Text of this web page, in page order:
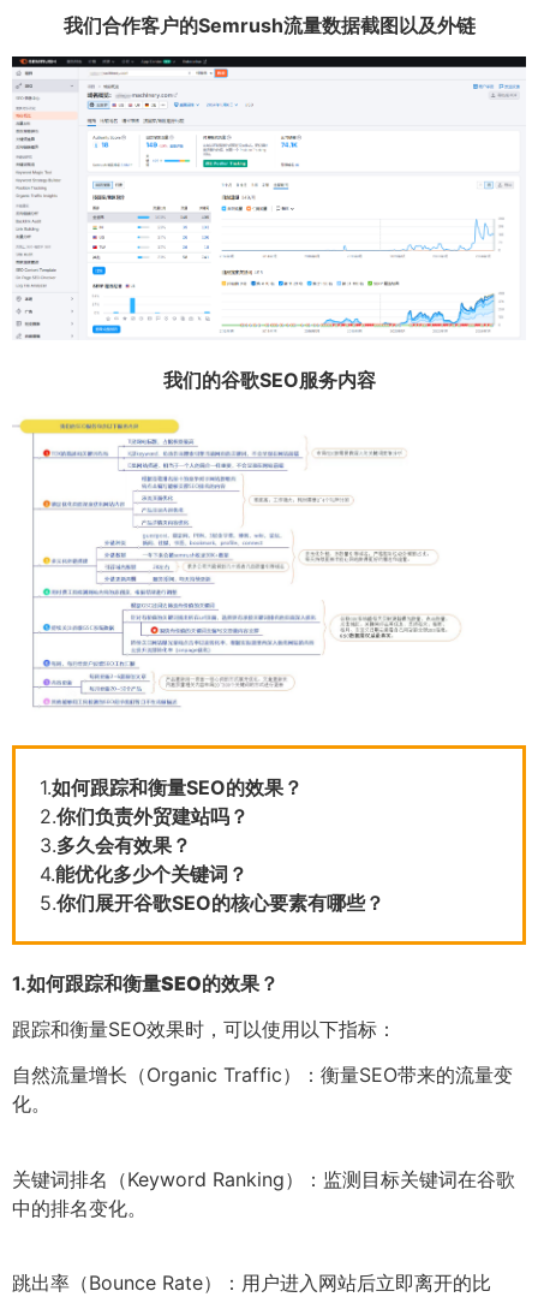
我们合作客户的Semrush流量数据截图以及外链
我们的谷歌SEO服务内容
1.如何跟踪和衡量SEO的效果？
2.你们负责外贸建站吗？
3.多久会有效果？
4.能优化多少个关键词？
5.你们展开谷歌SEO的核心要素有哪些？
1.如何跟踪和衡量SEO的效果？
跟踪和衡量SEO效果时，可以使用以下指标：
自然流量增长（Organic Traffic）：衡量SEO带来的流量变
化。
关键词排名（Keyword Ranking）：监测目标关键词在谷歌
中的排名变化。
跳出率（Bounce Rate）：用户进入网站后立即离开的比